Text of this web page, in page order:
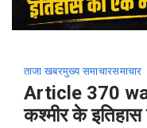
ताजा खबरमुख्य समाचारसमाचार
Article 370
कश्मीर के